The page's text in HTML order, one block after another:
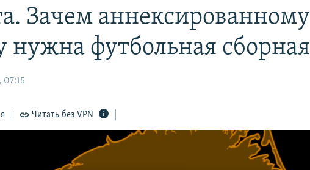
Зачем аннексированному
футбольная сборная
07:15
Читать без VPN